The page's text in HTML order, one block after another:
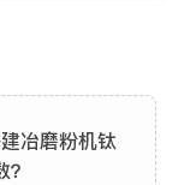
冶磨粉机钛